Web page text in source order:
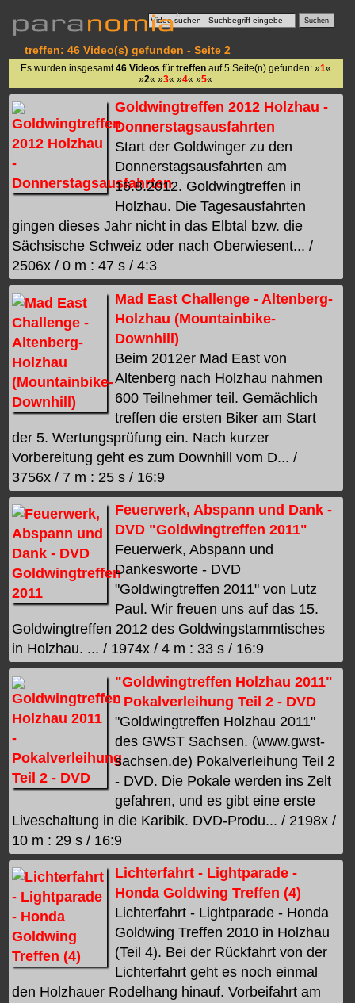
treffen: 46 Video(s) gefunden - Seite 2
Es wurden insgesamt 46 Videos für treffenauf 5 Seite(n) gefunden: »1«
»2« »3« »4« »5«
Goldwingtreffen 2012 Holzhau -
Donnerstagsausfahrten
Start der Goldwinger zu den
Donnerstagsausfahrten am
16.8.2012. Goldwingtreffen in
Holzhau. Die Tagesausfahrten
gingen dieses Jahr nicht in das Elbtal bzw. die
Sächsische Schweiz oder nach Oberwiesent... /
2506x / 0 m : 47 s / 4:3
Mad East Challenge - Altenberg-
Holzhau (Mountainbike-
Downhill)
Beim 2012er Mad East von
Altenberg nach Holzhau nahmen
600 Teilnehmer teil. Gemächlich
treffen die ersten Biker am Start
der 5. Wertungsprüfung ein. Nach kurzer
Vorbereitung geht es zum Downhill vom D... /
3756x / 7 m : 25 s / 16:9
Feuerwerk, Abspann und Dank -
DVD "Goldwingtreffen 2011"
Feuerwerk, Abspann und
Dankesworte - DVD
"Goldwingtreffen 2011" von Lutz
Paul. Wir freuen uns auf das 15.
Goldwingtreffen 2012 des Goldwingstammtisches
in Holzhau. ... / 1974x / 4 m : 33 s / 16:9
"Goldwingtreffen Holzhau 2011"
- Pokalverleihung Teil 2 - DVD
"Goldwingtreffen Holzhau 2011"
des GWST Sachsen. (www.gwst-
sachsen.de) Pokalverleihung Teil 2
- DVD. Die Pokale werden ins Zelt
gefahren, und es gibt eine erste
Liveschaltung in die Karibik. DVD-Produ... / 2198x /
10 m : 29 s / 16:9
Lichterfahrt - Lightparade -
Honda Goldwing Treffen (4)
Lichterfahrt - Lightparade - Honda
Goldwing Treffen 2010 in Holzhau
(Teil 4). Bei der Rückfahrt von der
Lichterfahrt geht es noch einmal
den Holzhauer Rodelhang hinauf. Vorbeifahrt am